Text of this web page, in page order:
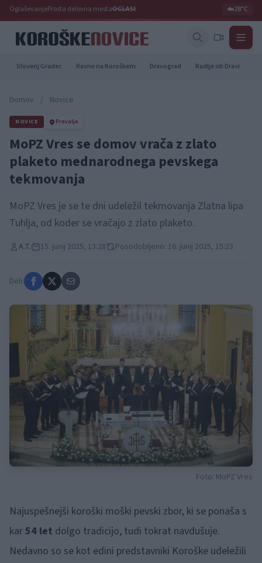
OglaševanjeProsta delovna mestaOGLASI ☁️28°C
Slovenj Gradec Ravne na Koroškem Dravograd Radlje ob Dravi
Domov / Novice
NOVICE Prevalje
MoPZ Vres se domov vrača z zlato
plaketo mednarodnega pevskega
tekmovanja
MoPZ Vres je se te dni udeležil tekmovanja Zlatna lipa
Tuhlja, od koder se vračajo z zlato plaketo.
A.T. 15. junij 2025, 13:28 Posodobljeno: 16. junij 2025, 15:23
Deli:
Foto: MoPZ Vres
Najuspešnejši koroški moški pevski zbor, ki se ponaša s
kar54 let dolgo tradicijo, tudi tokrat navdušuje.
Nedavno so se kot edini predstavniki Koroške udeležili